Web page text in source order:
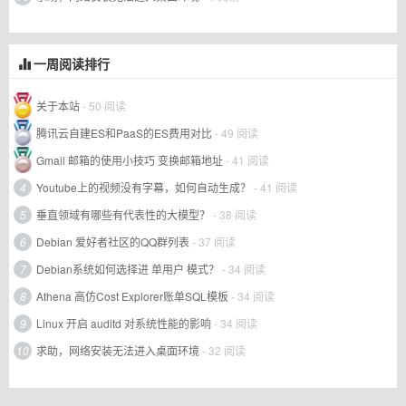
一周阅读排行
关于本站- 50 阅读
腾讯云自建ES和PaaS的ES费用对比- 49 阅读
Gmail 邮箱的使用小技巧 变换邮箱地址- 41 阅读
4
Youtube上的视频没有字幕，如何自动生成？ - 41 阅读
5
垂直领域有哪些有代表性的大模型？ - 38 阅读
6
Debian 爱好者社区的QQ群列表 - 37 阅读
7
Debian系统如何选择进 单用户 模式？ - 34 阅读
8
Athena 高仿Cost Explorer账单SQL模板 - 34 阅读
9
Linux 开启 auditd 对系统性能的影响- 34 阅读
10 求助，网络安装无法进入桌面环境 - 32 阅读